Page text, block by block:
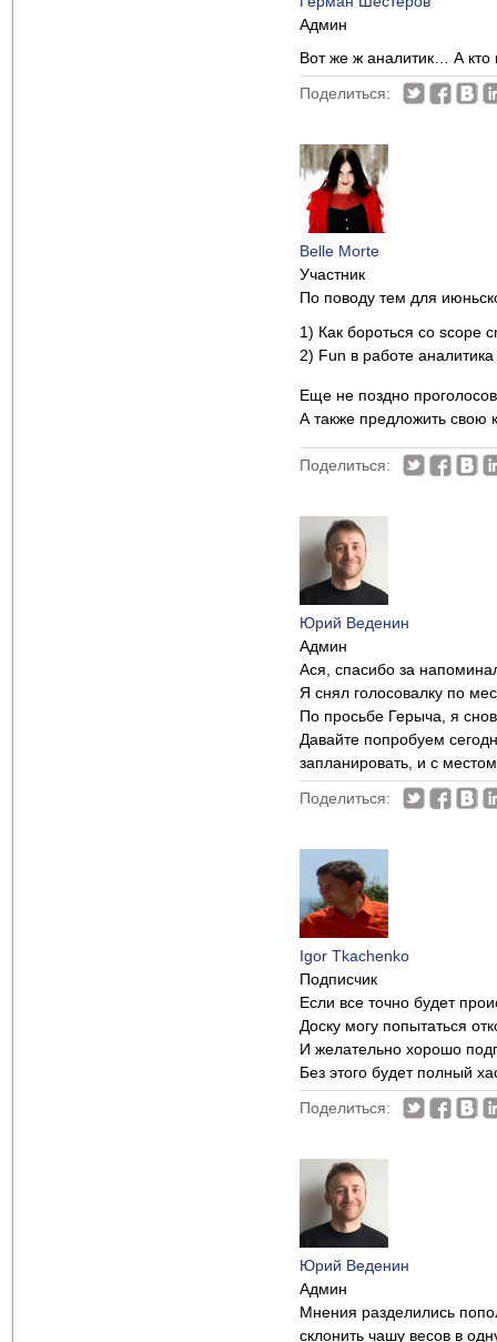
Админ
Вот же ж аналитик… А
Поделиться:
Belle Morte
Участник
По поводу тем для
1) Как бороться со scope
2) Fun в работе аналитика
Еще не поздно
А также предложить свою
Поделиться:
Юрий Веденин
Админ
Ася, спасибо за
Я снял голосовалку по
По просьбе Герыча, я
Давайте попробуем
запланировать, и с
Поделиться:
Igor Tkachenko
Подписчик
Если все точно будет
Доску могу попытаться
И желательно хорошо
Без этого будет полный
Поделиться:
Юрий Веденин
Админ
Мнения разделились
склонить чашу весов в